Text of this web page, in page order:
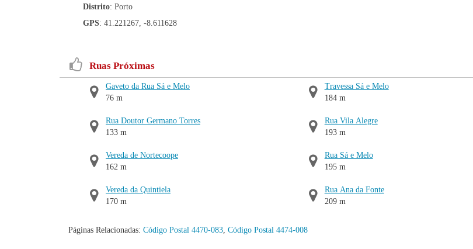
Distrito: Porto
GPS: 41.221267, -8.611628
Ruas Próximas
Gaveto da Rua Sá e Melo
76 m
Rua Doutor Germano Torres
133 m
Vereda de Nortecoope
162 m
Vereda da Quintiela
170 m
Travessa Sá e Melo
184 m
Rua Vila Alegre
193 m
Rua Sá e Melo
195 m
Rua Ana da Fonte
209 m
Páginas Relacionadas: Código Postal 4470-083, Código Postal 4474-008